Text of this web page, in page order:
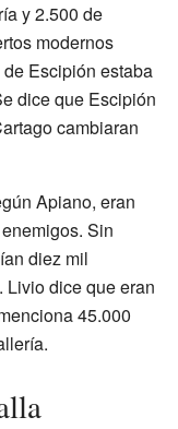
y 2.500 de
modernos
Escipión estaba
dice que Escipión
cambiaran
Apiano, eran
Sin
diez mil
Livio dice que eran
45.000